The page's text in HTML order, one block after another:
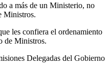
a más de un Ministerio, no
Ministros.
les confiera el ordenamiento
de Ministros.
Delegadas del Gobierno